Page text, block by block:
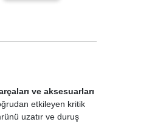
ve aksesuarları
etkileyen kritik
uzatır ve duruş